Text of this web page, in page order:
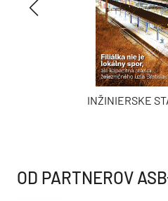
INŽINIERSKE
OD PARTNEROV ASB